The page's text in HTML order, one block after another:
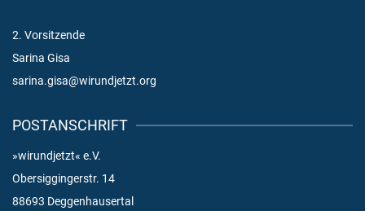
2. Vorsitzende
Sarina Gisa
sarina.gisa@wirundjetzt.org
POSTANSCHRIFT
»wirundjetzt« e.V.
Obersiggingerstr. 14
88693 Deggenhausertal